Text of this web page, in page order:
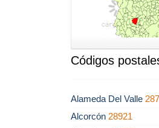
Códigos
Alameda Del Valle
Alcorcón 28921